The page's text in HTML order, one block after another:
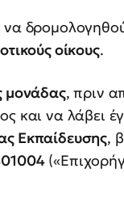
να
οίκους.
μονάδας, πριν
και να λάβει
Εκπαίδευσης,